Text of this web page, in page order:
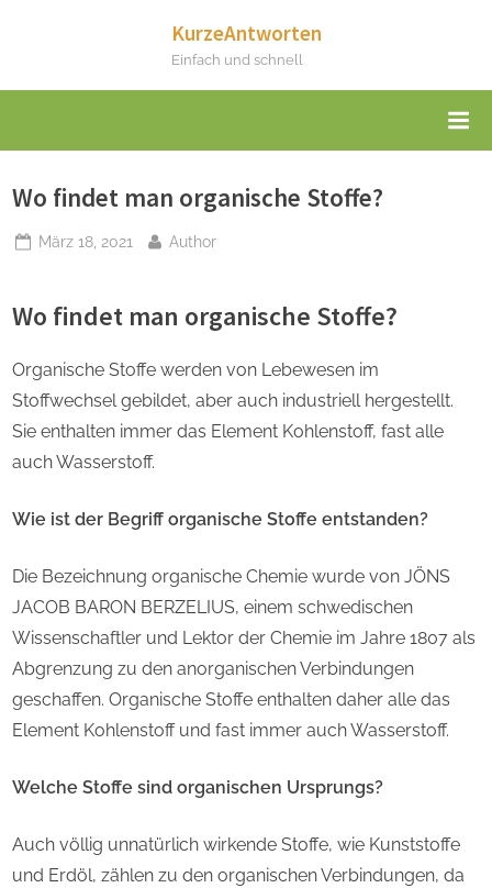
KurzeAntworten
Einfach und schnell
Wo findet man organische Stoffe?
Posted
März 18, 2021 By
Author
Wo findet man organische Stoffe?
Organische Stoffe werden von Lebewesen im
Stoffwechsel gebildet, aber auch industriell hergestellt.
Sie enthalten immer das Element Kohlenstoff, fast alle
auch Wasserstoff.
Wie ist der Begriff organische Stoffe entstanden?
Die Bezeichnung organische Chemie wurde von JÖNS
JACOB BARON BERZELIUS, einem schwedischen
Wissenschaftler und Lektor der Chemie im Jahre 1807 als
Abgrenzung zu den anorganischen Verbindungen
geschaffen. Organische Stoffe enthalten daher alle das
Element Kohlenstoff und fast immer auch Wasserstoff.
Welche Stoffe sind organischen Ursprungs?
Auch völlig unnatürlich wirkende Stoffe, wie Kunststoffe
und Erdöl, zählen zu den organischen Verbindungen, da